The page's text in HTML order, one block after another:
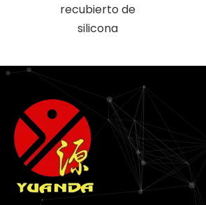
recubierto de
silicona